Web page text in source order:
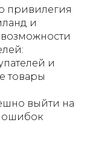
привилегия
и
и
товары
выйти на
ошибок